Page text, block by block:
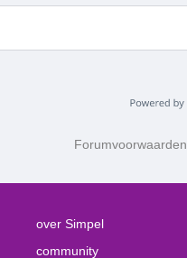
Forumvoorwaarden
over Simpel
community